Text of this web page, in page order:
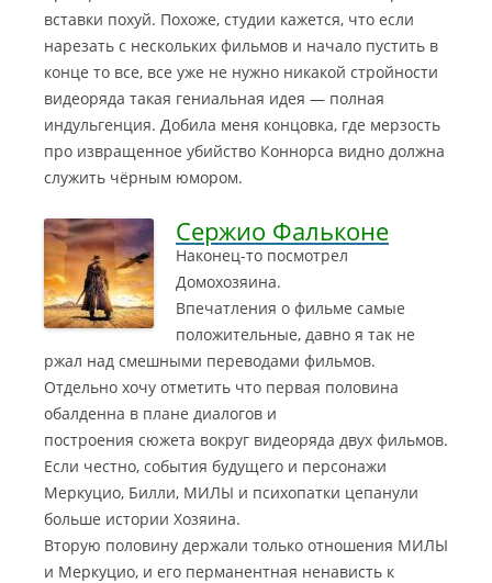
вставки похуй. Похоже, студии кажется, что если
нарезать с нескольких фильмов и начало пустить в
конце то все, все уже не нужно никакой стройности
видеоряда такая гениальная идея — полная
индульгенция. Добила меня концовка, где мерзость
про извращенное убийство Коннорса видно должна
служить чёрным юмором.
Сержио Фальконе
Наконец-то посмотрел
Домохозяина.
Впечатления о фильме самые
положительные, давно я так не
ржал над смешными переводами фильмов.
Отдельно хочу отметить что первая половина
обалденна в плане диалогов и
построения сюжета вокруг видеоряда двух фильмов.
Если честно, события будущего и персонажи
Меркуцио, Билли, МИЛЫ и психопатки цепанули
больше истории Хозяина.
Вторую половину держали только отношения МИЛЫ
и Меркуцио, и его перманентная ненависть к